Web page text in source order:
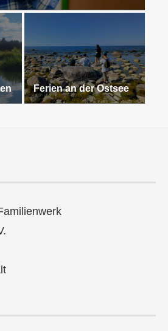
Ferien an der Ostsee